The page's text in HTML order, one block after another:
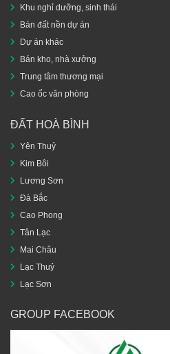
Khu nghỉ dưỡng, sinh thái
Bán đất nền dự án
Dự án khác
Bán kho, nhà xưởng
Trung tâm thương mại
Cao ốc văn phòng
ĐẤT HOÀ BÌNH
Yên Thuỷ
Kim Bôi
Lương Sơn
Đà Bắc
Cao Phong
Tân Lạc
Mai Châu
Lạc Thuỷ
Lạc Sơn
GROUP FACEBOOK